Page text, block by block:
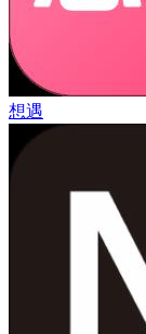
想遇